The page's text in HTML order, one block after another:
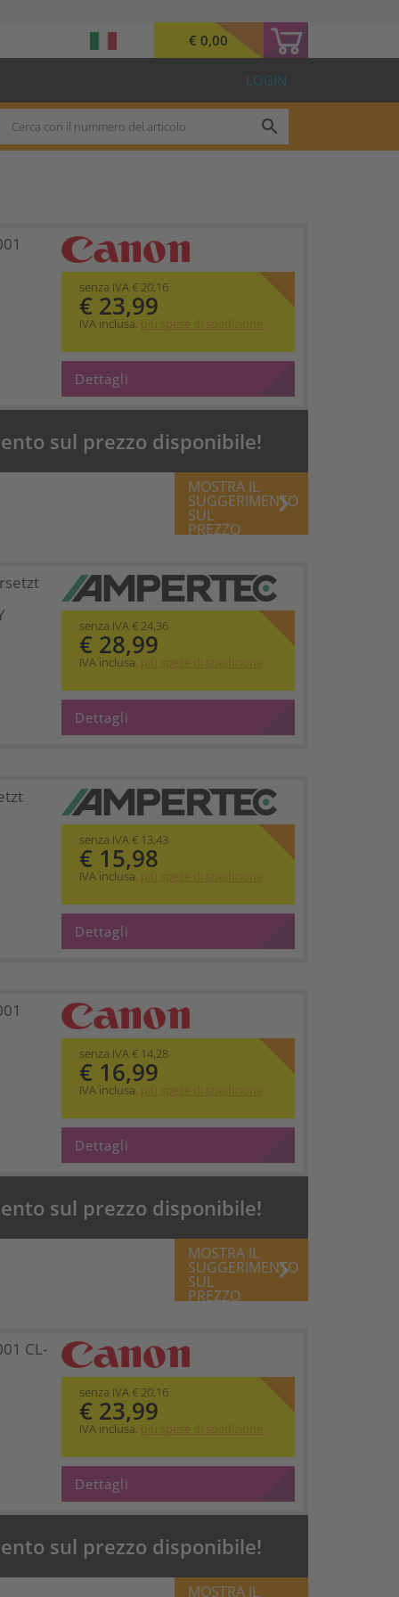
€ 0,00
LOGIN
search
senza IVA € 20,16
€ 23,99
IVA inclusa. più spese di spedizione
Dettagli
sul prezzo disponibile!
MOSTRA IL
SUGGERIMENTO
SUL
PREZZO
keyboard_arrow_right
senza IVA € 24,36
€ 28,99
IVA inclusa. più spese di spedizione
Dettagli
senza IVA € 13,43
€ 15,98
IVA inclusa. più spese di spedizione
Dettagli
senza IVA € 14,28
€ 16,99
IVA inclusa. più spese di spedizione
Dettagli
sul prezzo disponibile!
MOSTRA IL
SUGGERIMENTO
SUL
PREZZO
keyboard_arrow_right
CL-
senza IVA € 20,16
€ 23,99
IVA inclusa. più spese di spedizione
Dettagli
sul prezzo disponibile!
MOSTRA IL